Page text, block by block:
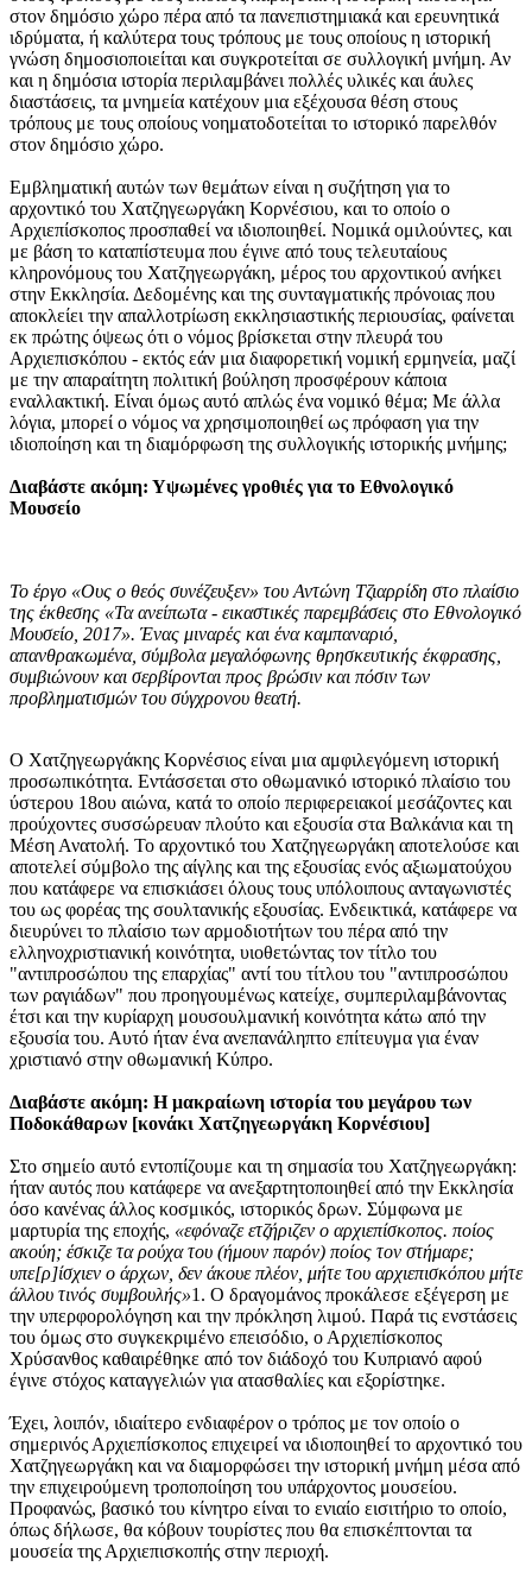
στον δημόσιο χώρο πέρα από τα πανεπιστημιακά και ερευνητικά
ιδρύματα, ή καλύτερα τους τρόπους με τους οποίους η ιστορική
γνώση δημοσιοποιείται και συγκροτείται σε συλλογική μνήμη. Αν
και η δημόσια ιστορία περιλαμβάνει πολλές υλικές και άυλες
διαστάσεις, τα μνημεία κατέχουν μια εξέχουσα θέση στους
τρόπους με τους οποίους νοηματοδοτείται το ιστορικό παρελθόν
στον δημόσιο χώρο.
Εμβληματική αυτών των θεμάτων είναι η συζήτηση για το
αρχοντικό του Χατζηγεωργάκη Κορνέσιου, και το οποίο ο
Αρχιεπίσκοπος προσπαθεί να ιδιοποιηθεί. Νομικά ομιλούντες, και
με βάση το καταπίστευμα που έγινε από τους τελευταίους
κληρονόμους του Χατζηγεωργάκη, μέρος του αρχοντικού ανήκει
στην Εκκλησία. Δεδομένης και της συνταγματικής πρόνοιας που
αποκλείει την απαλλοτρίωση εκκλησιαστικής περιουσίας, φαίνεται
εκ πρώτης όψεως ότι ο νόμος βρίσκεται στην πλευρά του
Αρχιεπισκόπου - εκτός εάν μια διαφορετική νομική ερμηνεία, μαζί
με την απαραίτητη πολιτική βούληση προσφέρουν κάποια
εναλλακτική. Είναι όμως αυτό απλώς ένα νομικό θέμα; Με άλλα
λόγια, μπορεί ο νόμος να χρησιμοποιηθεί ως πρόφαση για την
ιδιοποίηση και τη διαμόρφωση της συλλογικής ιστορικής μνήμης;
Διαβάστε ακόμη: Υψωμένες γροθιές για το Εθνολογικό
Μουσείο
Το έργο «Ους ο θεός συνέζευξεν» του Αντώνη Τζιαρρίδη στο πλαίσιο
της έκθεσης «Τα ανείπωτα - εικαστικές παρεμβάσεις στο Εθνολογικό
Μουσείο, 2017». Ένας μιναρές και ένα καμπαναριό,
απανθρακωμένα, σύμβολα μεγαλόφωνης θρησκευτικής έκφρασης,
συμβιώνουν και σερβίρονται προς βρώσιν και πόσιν των
προβληματισμών του σύγχρονου θεατή.
Ο Χατζηγεωργάκης Κορνέσιος είναι μια αμφιλεγόμενη ιστορική
προσωπικότητα. Εντάσσεται στο οθωμανικό ιστορικό πλαίσιο του
ύστερου 18ου αιώνα, κατά το οποίο περιφερειακοί μεσάζοντες και
προύχοντες συσσώρευαν πλούτο και εξουσία στα Βαλκάνια και τη
Μέση Ανατολή. Το αρχοντικό του Χατζηγεωργάκη αποτελούσε και
αποτελεί σύμβολο της αίγλης και της εξουσίας ενός αξιωματούχου
που κατάφερε να επισκιάσει όλους τους υπόλοιπους ανταγωνιστές
του ως φορέας της σουλτανικής εξουσίας. Ενδεικτικά, κατάφερε να
διευρύνει το πλαίσιο των αρμοδιοτήτων του πέρα από την
ελληνοχριστιανική κοινότητα, υιοθετώντας τον τίτλο του
"αντιπροσώπου της επαρχίας" αντί του τίτλου του "αντιπροσώπου
των ραγιάδων" που προηγουμένως κατείχε, συμπεριλαμβάνοντας
έτσι και την κυρίαρχη μουσουλμανική κοινότητα κάτω από την
εξουσία του. Αυτό ήταν ένα ανεπανάληπτο επίτευγμα για έναν
χριστιανό στην οθωμανική Κύπρο.
Διαβάστε ακόμη: Η μακραίωνη ιστορία του μεγάρου των
Ποδοκάθαρων [κονάκι Χατζηγεωργάκη Κορνέσιου]
Στο σημείο αυτό εντοπίζουμε και τη σημασία του Χατζηγεωργάκη:
ήταν αυτός που κατάφερε να ανεξαρτητοποιηθεί από την Εκκλησία
όσο κανένας άλλος κοσμικός, ιστορικός δρων. Σύμφωνα με
μαρτυρία της εποχής, «εφόναζε ετζήριζεν ο αρχιεπίσκοπος. ποίος
ακούη; έσκιζε τα ρούχα του (ήμουν παρόν) ποίος τον στήμαρε;
υπε[ρ]ίσχιεν ο άρχων, δεν άκουε πλέον, μήτε του αρχιεπισκόπου μήτε
άλλου τινός συμβουλής»1. Ο δραγομάνος προκάλεσε εξέγερση με
την υπερφορολόγηση και την πρόκληση λιμού. Παρά τις ενστάσεις
του όμως στο συγκεκριμένο επεισόδιο, ο Αρχιεπίσκοπος
Χρύσανθος καθαιρέθηκε από τον διάδοχό του Κυπριανό αφού
έγινε στόχος καταγγελιών για ατασθαλίες και εξορίστηκε.
Έχει, λοιπόν, ιδιαίτερο ενδιαφέρον ο τρόπος με τον οποίο ο
σημερινός Αρχιεπίσκοπος επιχειρεί να ιδιοποιηθεί το αρχοντικό του
Χατζηγεωργάκη και να διαμορφώσει την ιστορική μνήμη μέσα από
την επιχειρούμενη τροποποίηση του υπάρχοντος μουσείου.
Προφανώς, βασικό του κίνητρο είναι το ενιαίο εισιτήριο το οποίο,
όπως δήλωσε, θα κόβουν τουρίστες που θα επισκέπτονται τα
μουσεία της Αρχιεπισκοπής στην περιοχή.